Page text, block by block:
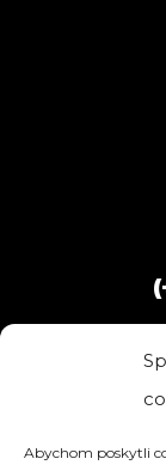
Abychom poskytli